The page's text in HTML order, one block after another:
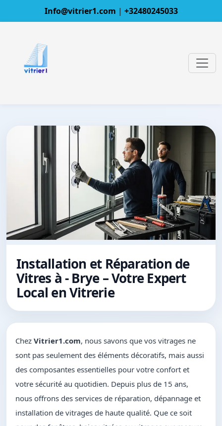
Info@vitrier1.com | +32480245033
Installation et Réparation de
Vitres à - Brye – Votre Expert
Local en Vitrerie
Chez Vitrier1.com, nous savons que vos vitrages ne
sont pas seulement des éléments décoratifs, mais aussi
des composantes essentielles pour votre confort et
votre sécurité au quotidien. Depuis plus de 15 ans,
nous offrons des services de réparation, dépannage et
installation de vitrages de haute qualité. Que ce soit